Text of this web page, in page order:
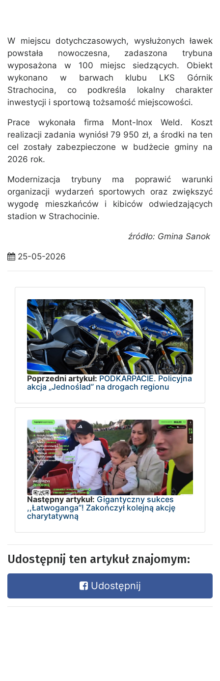
W miejscu dotychczasowych, wysłużonych ławek
powstała nowoczesna, zadaszona trybuna
wyposażona w 100 miejsc siedzących. Obiekt
wykonano w barwach klubu LKS Górnik
Strachocina, co podkreśla lokalny charakter
inwestycji i sportową tożsamość miejscowości.
Prace wykonała firma Mont-Inox Weld. Koszt
realizacji zadania wyniósł 79 950 zł, a środki na ten
cel zostały zabezpieczone w budżecie gminy na
2026 rok.
Modernizacja trybuny ma poprawić warunki
organizacji wydarzeń sportowych oraz zwiększyć
wygodę mieszkańców i kibiców odwiedzających
stadion w Strachocinie.
źródło: Gmina Sanok
25-05-2026
Poprzedni artykuł: PODKARPACIE. Policyjna
akcja „Jednoślad” na drogach regionu
Następny artykuł: Gigantyczny sukces
,,Łatwoganga”! Zakończył kolejną akcję
charytatywną
Udostępnij ten artykuł znajomym:
Udostępnij